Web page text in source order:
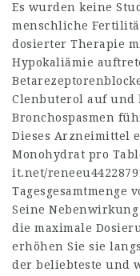
Es wurden keine
menschliche
dosierter Therapie
Hypokaliämie
Clenbuterol auf und
Bronchospasmen
Dieses Arzneimittel
Monohydrat pro
it.net/
Tagesgesamtmenge
Seine
die maximale
erhöhen Sie sie
der beliebteste und